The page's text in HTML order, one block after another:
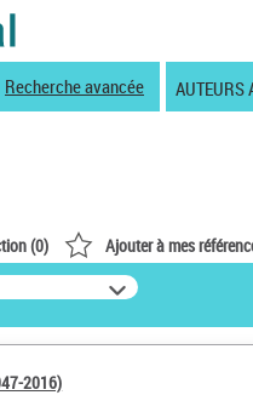
Recherche avancée AUTEURS
(0) Ajouter à mes
2016)